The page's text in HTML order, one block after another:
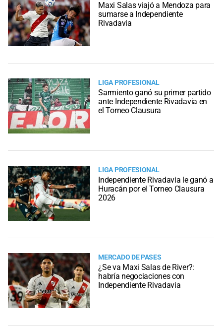
Maxi Salas viajó a Mendoza para
sumarse a Independiente
Rivadavia
LIGA PROFESIONAL
Sarmiento ganó su primer partido
ante Independiente Rivadavia en
el Torneo Clausura
LIGA PROFESIONAL
Independiente Rivadavia le ganó a
Huracán por el Torneo Clausura
2026
MERCADO DE PASES
¿Se va Maxi Salas de River?:
habría negociaciones con
Independiente Rivadavia